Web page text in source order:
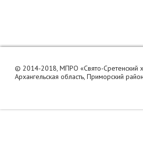
© 2014-2018, МПРО «Свято-Сретенский
Архангельская область, Приморский